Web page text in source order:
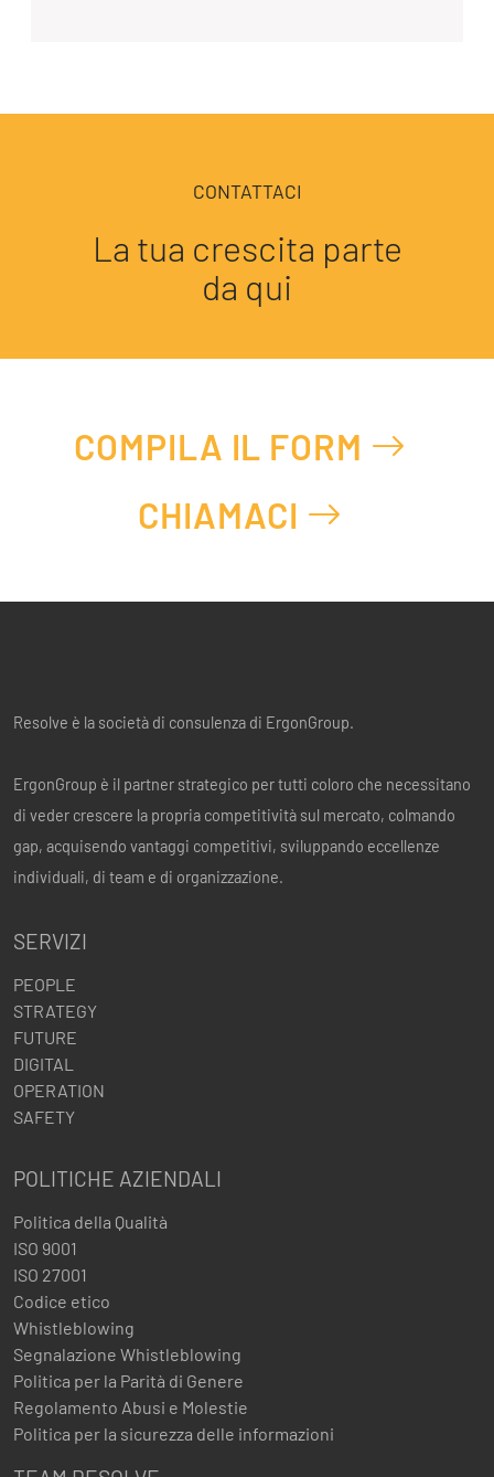
CONTATTACI
La tua crescita parte
da qui
COMPILA IL FORM
CHIAMACI
Resolve è la società di consulenza di ErgonGroup.
ErgonGroup è il partner strategico per tutti coloro che necessitano
di veder crescere la propria competitività sul mercato, colmando
gap, acquisendo vantaggi competitivi, sviluppando eccellenze
individuali, di team e di organizzazione.
SERVIZI
PEOPLE
STRATEGY
FUTURE
DIGITAL
OPERATION
SAFETY
POLITICHE AZIENDALI
Politica della Qualità
ISO 9001
ISO 27001
Codice etico
Whistleblowing
Segnalazione Whistleblowing
Politica per la Parità di Genere
Regolamento Abusi e Molestie
Politica per la sicurezza delle informazioni